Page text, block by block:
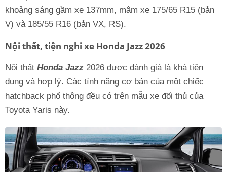
khoảng sáng gầm xe 137mm, mâm xe 175/65 R15 (bản
V) và 185/55 R16 (bản VX, RS).
Nội thất, tiện nghi xe Honda Jazz 2026
Nội thất Honda Jazz 2026 được đánh giá là khá tiện
dụng và hợp lý. Các tính năng cơ bản của một chiếc
hatchback phổ thông đều có trên mẫu xe đối thủ của
Toyota Yaris này.